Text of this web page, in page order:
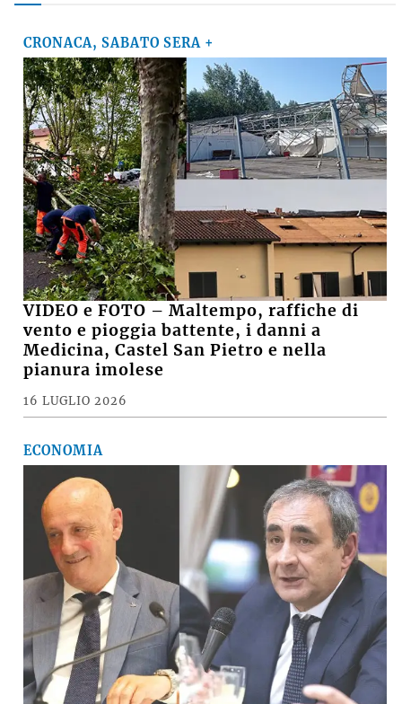
CRONACA, SABATO SERA +
VIDEO e FOTO – Maltempo, raffiche di
vento e pioggia battente, i danni a
Medicina, Castel San Pietro e nella
pianura imolese
16 LUGLIO 2026
ECONOMIA